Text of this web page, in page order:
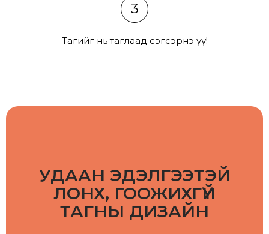
3
Тагийг нь таглаад сэгсэрнэ үү!
УДААН ЭДЭЛГЭЭТЭЙ
ЛОНХ, ГООЖИХГҮЙ
ТАГНЫ ДИЗАЙН